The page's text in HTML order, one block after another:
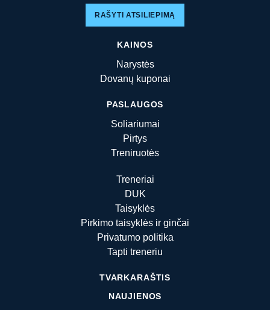
RAŠYTI ATSILIEPIMĄ
KAINOS
Narystės
Dovanų kuponai
PASLAUGOS
Soliariumai
Pirtys
Treniruotės
Treneriai
DUK
Taisyklės
Pirkimo taisyklės ir ginčai
Privatumo politika
Tapti treneriu
TVARKARAŠTIS
NAUJIENOS